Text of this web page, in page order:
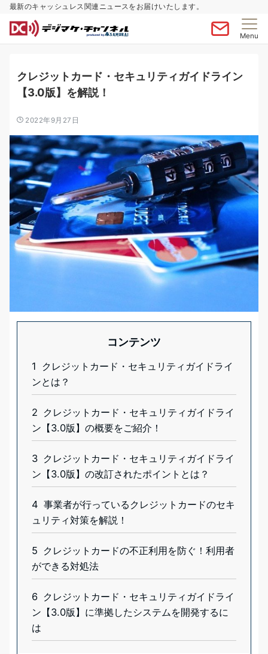
最新のキャッシュレス関連ニュースをお届けいたします。
Menu
クレジットカード・セキュリティガイドライン
【3.0版】を解説！
2022年9月27日
コンテンツ
1
クレジットカード・セキュリティガイドライ
ンとは？
2 クレジットカード・セキュリティガイドライ
ン【3.0版】の概要をご紹介！
3 クレジットカード・セキュリティガイドライ
ン【3.0版】の改訂されたポイントとは？
4 事業者が行っているクレジットカードのセキ
ュリティ対策を解説！
5 クレジットカードの不正利用を防ぐ！利用者
ができる対処法
6 クレジットカード・セキュリティガイドライ
ン【3.0版】に準拠したシステムを開発するに
は